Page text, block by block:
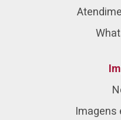
Imagens